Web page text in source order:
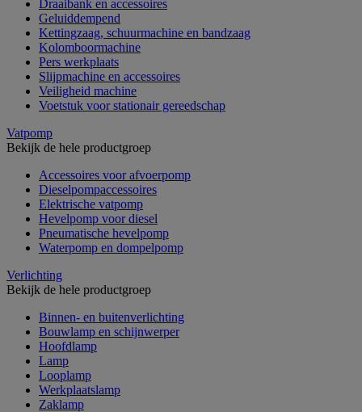
Draaibank en accessoires
Geluiddempend
Kettingzaag, schuurmachine en bandzaag
Kolomboormachine
Pers werkplaats
Slijpmachine en accessoires
Veiligheid machine
Voetstuk voor stationair gereedschap
Vatpomp
Bekijk de hele productgroep
Accessoires voor afvoerpomp
Dieselpompaccessoires
Elektrische vatpomp
Hevelpomp voor diesel
Pneumatische hevelpomp
Waterpomp en dompelpomp
Verlichting
Bekijk de hele productgroep
Binnen- en buitenverlichting
Bouwlamp en schijnwerper
Hoofdlamp
Lamp
Looplamp
Werkplaatslamp
Zaklamp